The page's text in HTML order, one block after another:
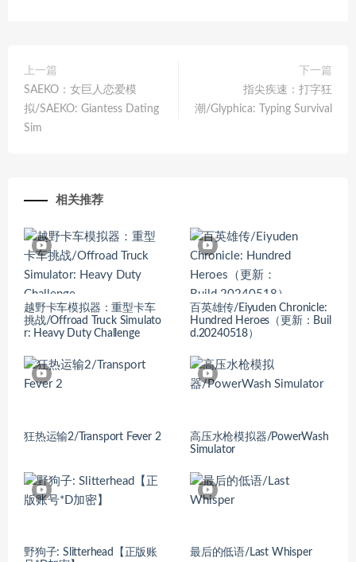
上一篇
SAEKO：女巨人恋爱模
拟/SAEKO: Giantess Dating
Sim
下一篇
指尖疾速：打字狂
潮/Glyphica: Typing Survival
相关推荐
越野卡车模拟器：重型卡车
挑战/Offroad Truck Simulato
r: Heavy Duty Challenge
百英雄传/Eiyuden Chronicle:
Hundred Heroes（更新：Buil
d.20240518）
狂热运输2/Transport Fever 2
高压水枪模拟器/PowerWash
Simulator
野狗子: Slitterhead【正版账
最后的低语/Last Whisper